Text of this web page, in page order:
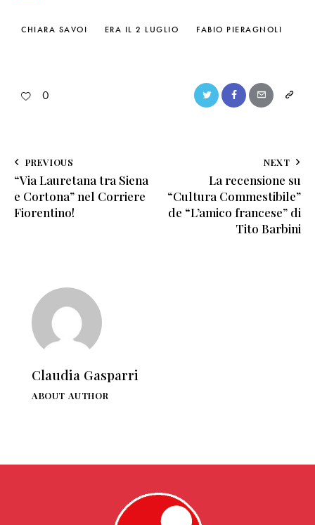
CHIARA SAVOI ERA IL 2 LUGLIO FABIO PIERAGNOLI
0
PREVIOUS
“Via Lauretana tra Siena
e Cortona” nel Corriere
Fiorentino!
NEXT
La recensione su
“Cultura Commestibile”
de “L’amico francese” di
Tito Barbini
Claudia Gasparri
ABOUT AUTHOR